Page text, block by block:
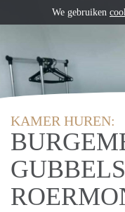
KAMER HUREN:
We gebruiken